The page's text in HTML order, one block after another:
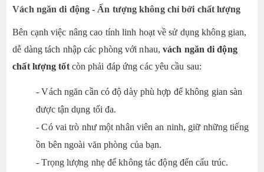
Vách ngăn di động - Ấn tượng không chỉ bởi chất lượng
Bên cạnh việc nâng cao tính linh hoạt về sử dụng không gian,
dễ dàng tách nhập các phòng với nhau,vách ngăn di động
chất lượng tốtcòn phải đáp ứng các yêu cầu sau:
- Vách ngăn cần có độ dày phù hợp để không gian sàn
được tận dụng tối đa.
- Có vai trò như một nhân viên an ninh, giữ những tiếng
ồn bên ngoài văn phòng của bạn.
- Trọng lượng nhẹ để không tác động đến cấu trúc.